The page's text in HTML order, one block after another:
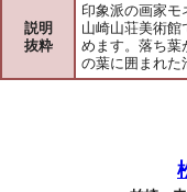
説明
抜粋
印象派の画家
山崎山荘美術館
めます。落ち葉
の葉に囲まれた